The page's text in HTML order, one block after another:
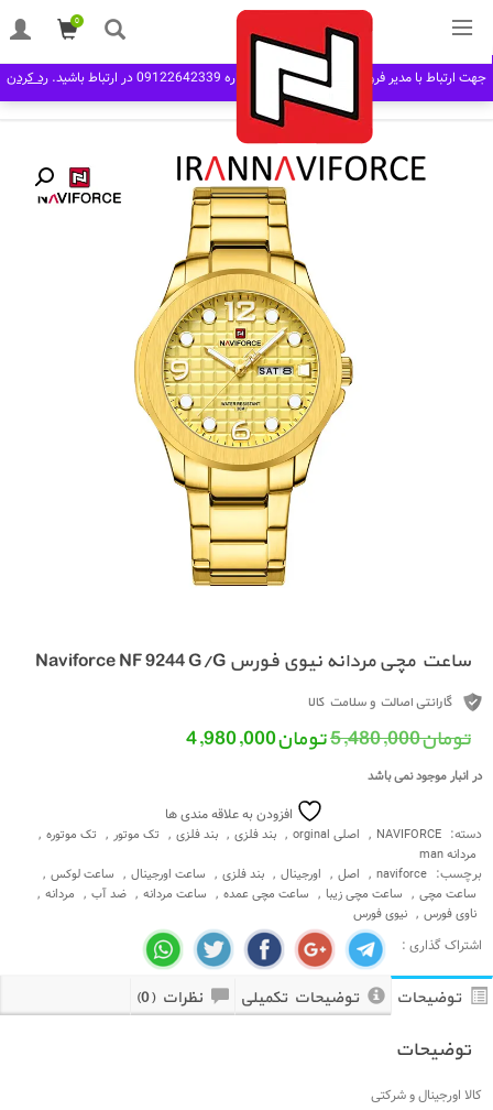
0
خانه مردانه man بند فلزی
ساعت مچی مردانه نیوی فورس Naviforce NF 9244
G/G
ساعت مچی مردانه نیوی فورس Naviforce NF 9244 G/G
گارانتی اصالت و سلامت کالا
تومان5,480,000قیمت اصلی: تومان5,480,000 بود.
تومان4,980,000قیمت فعلی: تومان4,980,000.
در انبار موجود نمی باشد
افزودن به علاقه مندی ها
دسته: NAVIFORCE
, اصلی orginal , بند فلزی , بند فلزی , تک موتور , تک موتوره ,
مردانه man
برچسب: naviforce
, اصل , اورجینال , بند فلزی , ساعت اورجینال , ساعت لوکس ,
ساعت مچی , ساعت مچی زیبا , ساعت مچی عمده , ساعت مردانه , ضد آب , مردانه ,
ناوی فورس , نیوی فورس
اشتراک گذاری :
توضیحات توضیحات تکمیلی نظرات (0)
توضیحات
کالا اورجینال و شرکتی
جهت ارتباط با مدیر فروش در نرم افزار بله به شماره 09122642339 در ارتباط باشید. رد کردن